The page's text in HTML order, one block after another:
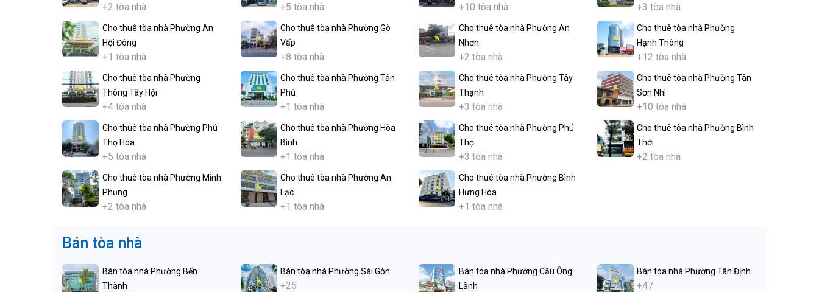
+2 tòa nhà +5 tòa nhà +10 tòa nhà +3 tòa nhà
Cho thuê tòa nhà Phường An
Hội Đông
+1 tòa nhà
Cho thuê tòa nhà Phường Gò
Vấp
+8 tòa nhà
Cho thuê tòa nhà Phường An
Nhơn
+2 tòa nhà
Cho thuê tòa nhà Phường
Hạnh Thông
+12 tòa nhà
Cho thuê tòa nhà Phường
Thông Tây Hội
+4 tòa nhà
Cho thuê tòa nhà Phường Tân
Phú
+1 tòa nhà
Cho thuê tòa nhà Phường Tây
Thạnh
+3 tòa nhà
Cho thuê tòa nhà Phường Tân
Sơn Nhì
+10 tòa nhà
Cho thuê tòa nhà Phường Phú
Thọ Hòa
+5 tòa nhà
Cho thuê tòa nhà Phường Hòa
Bình
+1 tòa nhà
Cho thuê tòa nhà Phường Phú
Thọ
+3 tòa nhà
Cho thuê tòa nhà Phường Bình
Thới
+2 tòa nhà
Cho thuê tòa nhà Phường Minh
Phụng
+2 tòa nhà
Cho thuê tòa nhà Phường An
Lạc
+1 tòa nhà
Cho thuê tòa nhà Phường Bình
Hưng Hòa
+1 tòa nhà
Bán tòa nhà
Bán tòa nhà Phường Bến
Thành
Bán tòa nhà Phường Sài Gòn
+25
Bán tòa nhà Phường Cầu Ông
Lãnh
Bán tòa nhà Phường Tân Định
+47